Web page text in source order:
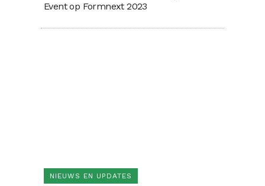
Event op Formnext 2023
NIEUWS EN UPDATES